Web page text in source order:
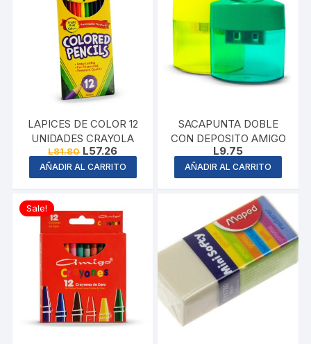
LAPICES DE COLOR 12
UNIDADES CRAYOLA
L81.80 Original
price
was:
L81.80.
L57.26Current
price
is:
L57.26.
AÑADIR AL CARRITO
SACAPUNTA DOBLE
CON DEPOSITO AMIGO
L9.75
AÑADIR AL CARRITO
Sale!